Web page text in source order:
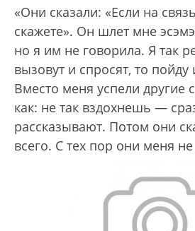
«Они сказали: «Если на
скажете». Он шлет мне
но я им не говорила. Я так
вызовут и спросят, то пойду
Вместо меня успели другие
как: не так вздохнешь —
рассказывают. Потом они
всего. С тех пор они меня